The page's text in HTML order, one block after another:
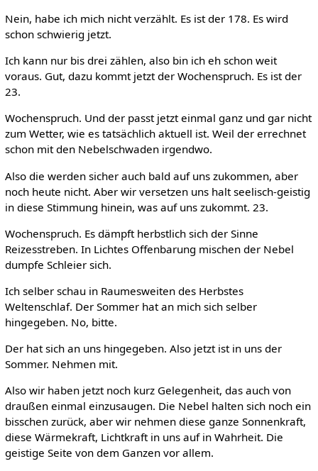
Nein, habe ich mich nicht verzählt. Es ist der 178. Es wird
schon schwierig jetzt.
Ich kann nur bis drei zählen, also bin ich eh schon weit
voraus. Gut, dazu kommt jetzt der Wochenspruch. Es ist der
23.
Wochenspruch. Und der passt jetzt einmal ganz und gar nicht
zum Wetter, wie es tatsächlich aktuell ist. Weil der errechnet
schon mit den Nebelschwaden irgendwo.
Also die werden sicher auch bald auf uns zukommen, aber
noch heute nicht. Aber wir versetzen uns halt seelisch-geistig
in diese Stimmung hinein, was auf uns zukommt. 23.
Wochenspruch. Es dämpft herbstlich sich der Sinne
Reizesstreben. In Lichtes Offenbarung mischen der Nebel
dumpfe Schleier sich.
Ich selber schau in Raumesweiten des Herbstes
Weltenschlaf. Der Sommer hat an mich sich selber
hingegeben. No, bitte.
Der hat sich an uns hingegeben. Also jetzt ist in uns der
Sommer. Nehmen mit.
Also wir haben jetzt noch kurz Gelegenheit, das auch von
draußen einmal einzusaugen. Die Nebel halten sich noch ein
bisschen zurück, aber wir nehmen diese ganze Sonnenkraft,
diese Wärmekraft, Lichtkraft in uns auf in Wahrheit. Die
geistige Seite von dem Ganzen vor allem.